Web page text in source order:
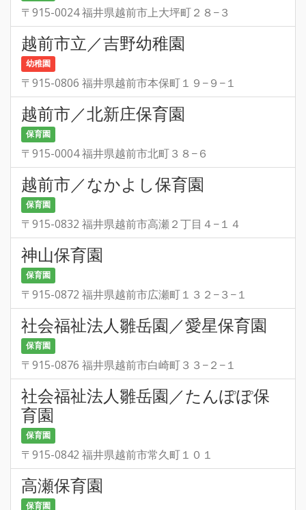
〒915-0024 福井県越前市上大坪町２８−３
越前市立／吉野幼稚園
幼稚園
〒915-0806 福井県越前市本保町１９−９−１
越前市／北新庄保育園
保育園
〒915-0004 福井県越前市北町３８−６
越前市／なかよし保育園
保育園
〒915-0832 福井県越前市高瀬２丁目４−１４
神山保育園
保育園
〒915-0872 福井県越前市広瀬町１３２−３−１
社会福祉法人雛岳園／愛星保育園
保育園
〒915-0876 福井県越前市白崎町３３−２−１
社会福祉法人雛岳園／たんぽぽ保
育園
保育園
〒915-0842 福井県越前市常久町１０１
高瀬保育園
保育園